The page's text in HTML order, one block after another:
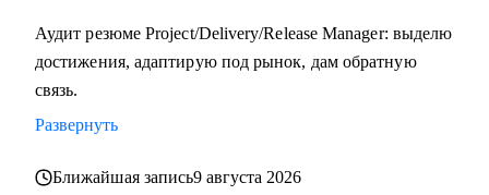
усилить резюме, поднять отклики и двигаться к более
сильным компаниям.
• Системным и продуктовым аналитикам, разработчикам и
тестировщикам, которые планируют переход в управление
• Тимлидам и начинающим менеджерам, которым нужен
Аудит резюме Project/Delivery/Release Manager: выделю
достижения, адаптирую под рынок, дам обратную
связь.
Развернуть
Ближайшая запись9 августа 2026